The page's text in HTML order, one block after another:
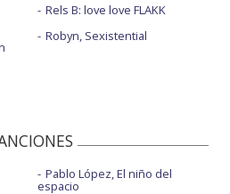
Rels B: love love FLAKK
Robyn, Sexistential
Pablo López, El niño del
espacio